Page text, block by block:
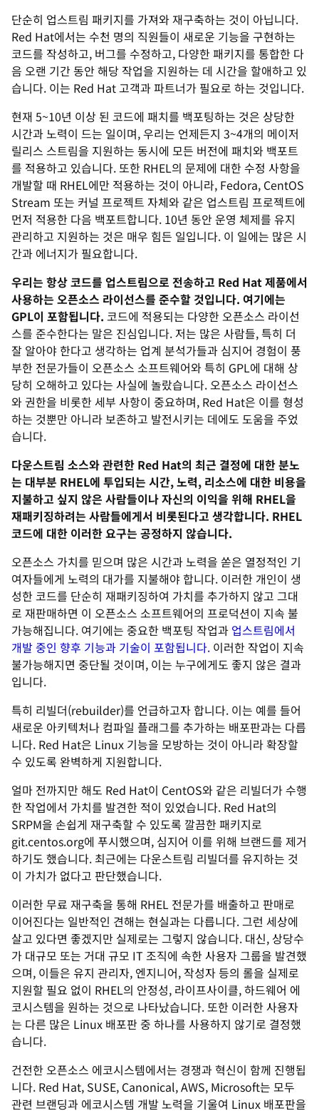
단순히 업스트림 패키지를 가져와 재구축하는 것이 아닙니다.
Red Hat에서는 수천 명의 직원들이 새로운 기능을 구현하는
코드를 작성하고, 버그를 수정하고, 다양한 패키지를 통합한 다
음 오랜 기간 동안 해당 작업을 지원하는 데 시간을 할애하고 있
습니다. 이는 Red Hat 고객과 파트너가 필요로 하는 것입니다.
현재 5~10년 이상 된 코드에 패치를 백포팅하는 것은 상당한
시간과 노력이 드는 일이며, 우리는 언제든지 3~4개의 메이저
릴리스 스트림을 지원하는 동시에 모든 버전에 패치와 백포트
를 적용하고 있습니다. 또한 RHEL의 문제에 대한 수정 사항을
개발할 때 RHEL에만 적용하는 것이 아니라, Fedora, CentOS
Stream 또는 커널 프로젝트 자체와 같은 업스트림 프로젝트에
먼저 적용한 다음 백포트합니다. 10년 동안 운영 체제를 유지
관리하고 지원하는 것은 매우 힘든 일입니다. 이 일에는 많은 시
간과 에너지가 필요합니다.
우리는 항상 코드를 업스트림으로 전송하고 Red Hat 제품에서
사용하는 오픈소스 라이선스를 준수할 것입니다. 여기에는
GPL이 포함됩니다. 코드에 적용되는 다양한 오픈소스 라이선
스를 준수한다는 말은 진심입니다. 저는 많은 사람들, 특히 더
잘 알아야 한다고 생각하는 업계 분석가들과 심지어 경험이 풍
부한 전문가들이 오픈소스 소프트웨어와 특히 GPL에 대해 상
당히 오해하고 있다는 사실에 놀랐습니다. 오픈소스 라이선스
와 권한을 비롯한 세부 사항이 중요하며, Red Hat은 이를 형성
하는 것뿐만 아니라 보존하고 발전시키는 데에도 도움을 주었
습니다.
다운스트림 소스와 관련한 Red Hat의 최근 결정에 대한 분노
는 대부분 RHEL에 투입되는 시간, 노력, 리소스에 대한 비용을
지불하고 싶지 않은 사람들이나 자신의 이익을 위해 RHEL을
재패키징하려는 사람들에게서 비롯된다고 생각합니다. RHEL
코드에 대한 이러한 요구는 공정하지 않습니다.
오픈소스 가치를 믿으며 많은 시간과 노력을 쏟은 열정적인 기
여자들에게 노력의 대가를 지불해야 합니다. 이러한 개인이 생
성한 코드를 단순히 재패키징하여 가치를 추가하지 않고 그대
로 재판매하면 이 오픈소스 소프트웨어의 프로덕션이 지속 불
가능해집니다. 여기에는 중요한 백포팅 작업과 업스트림에서
개발 중인 향후 기능과 기술이 포함됩니다. 이러한 작업이 지속
불가능해지면 중단될 것이며, 이는 누구에게도 좋지 않은 결과
입니다.
특히 리빌더(rebuilder)를 언급하고자 합니다. 이는 예를 들어
새로운 아키텍처나 컴파일 플래그를 추가하는 배포판과는 다릅
니다. Red Hat은 Linux 기능을 모방하는 것이 아니라 확장할
수 있도록 완벽하게 지원합니다.
얼마 전까지만 해도 Red Hat이 CentOS와 같은 리빌더가 수행
한 작업에서 가치를 발견한 적이 있었습니다. Red Hat의
SRPM을 손쉽게 재구축할 수 있도록 깔끔한 패키지로
git.centos.org에 푸시했으며, 심지어 이를 위해 브랜드를 제거
하기도 했습니다. 최근에는 다운스트림 리빌더를 유지하는 것
이 가치가 없다고 판단했습니다.
이러한 무료 재구축을 통해 RHEL 전문가를 배출하고 판매로
이어진다는 일반적인 견해는 현실과는 다릅니다. 그런 세상에
살고 있다면 좋겠지만 실제로는 그렇지 않습니다. 대신, 상당수
가 대규모 또는 거대 규모 IT 조직에 속한 사용자 그룹을 발견했
으며, 이들은 유지 관리자, 엔지니어, 작성자 등의 롤을 실제로
지원할 필요 없이 RHEL의 안정성, 라이프사이클, 하드웨어 에
코시스템을 원하는 것으로 나타났습니다. 또한 이러한 사용자
는 다른 많은 Linux 배포판 중 하나를 사용하지 않기로 결정했
습니다.
건전한 오픈소스 에코시스템에서는 경쟁과 혁신이 함께 진행됩
니다. Red Hat, SUSE, Canonical, AWS, Microsoft는 모두
관련 브랜딩과 에코시스템 개발 노력을 기울여 Linux 배포판을